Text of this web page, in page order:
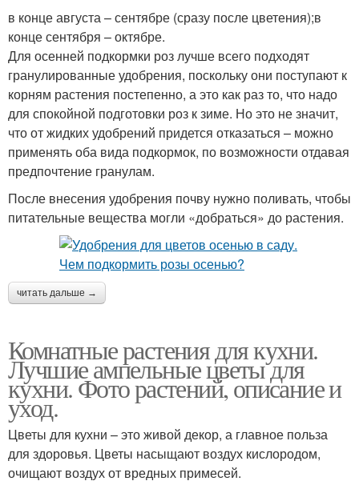
в конце августа – сентябре (сразу после цветения);в
конце сентября – октябре.
Для осенней подкормки роз лучше всего подходят
гранулированные удобрения, поскольку они поступают к
корням растения постепенно, а это как раз то, что надо
для спокойной подготовки роз к зиме. Но это не значит,
что от жидких удобрений придется отказаться – можно
применять оба вида подкормок, по возможности отдавая
предпочтение гранулам.
После внесения удобрения почву нужно поливать, чтобы
питательные вещества могли «добраться» до растения.
читать дальше →
Комнатные растения для кухни.
Лучшие ампельные цветы для
кухни. Фото растений, описание и
уход.
Цветы для кухни – это живой декор, а главное польза
для здоровья. Цветы насыщают воздух кислородом,
очищают воздух от вредных примесей.